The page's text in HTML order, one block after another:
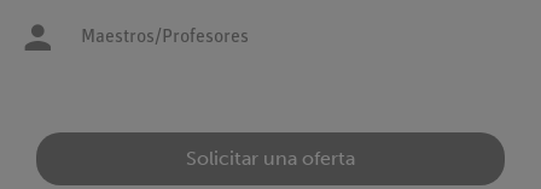
Maestros/Profesores
Solicitar una oferta